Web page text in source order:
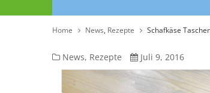
Home News, Rezepte Schafkäse
Schafkäse
Taschen
News, Rezepte
Juli 9, 2016